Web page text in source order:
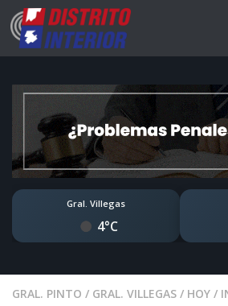
Gral. Villegas
4°C
GRAL. PINTO / GRAL. VILLEGAS / HOY /